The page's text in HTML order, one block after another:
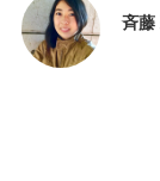
斉藤